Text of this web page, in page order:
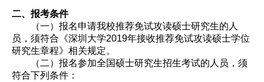
二、报考条件
（一）报名申请我校推荐免试攻读硕士研究生的人
员，须符合《深圳大学2019年接收推荐免试攻读硕士学位
研究生章程》相关规定。
（二）报名参加全国硕士研究生招生考试的人员，须
符合下列条件：